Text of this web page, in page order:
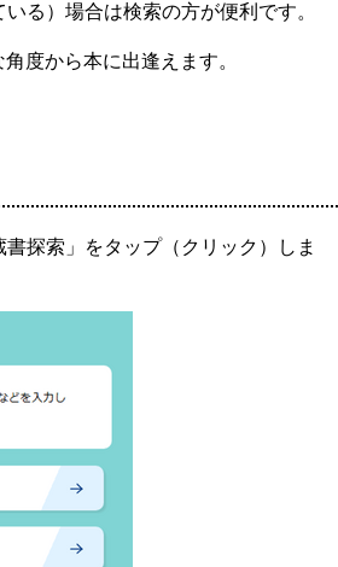
る）場合は検索の方が便利です。
度から本に出逢えます。
探索」をタップ（クリック）しま